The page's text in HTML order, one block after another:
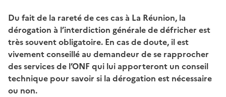
Du fait de la rareté de ces cas à La Réunion, la
dérogation à l’interdiction générale de défricher est
très souvent obligatoire. En cas de doute, il est
vivement conseillé au demandeur de se rapprocher
des services de l’ONF qui lui apporteront un conseil
technique pour savoir si la dérogation est nécessaire
ou non.